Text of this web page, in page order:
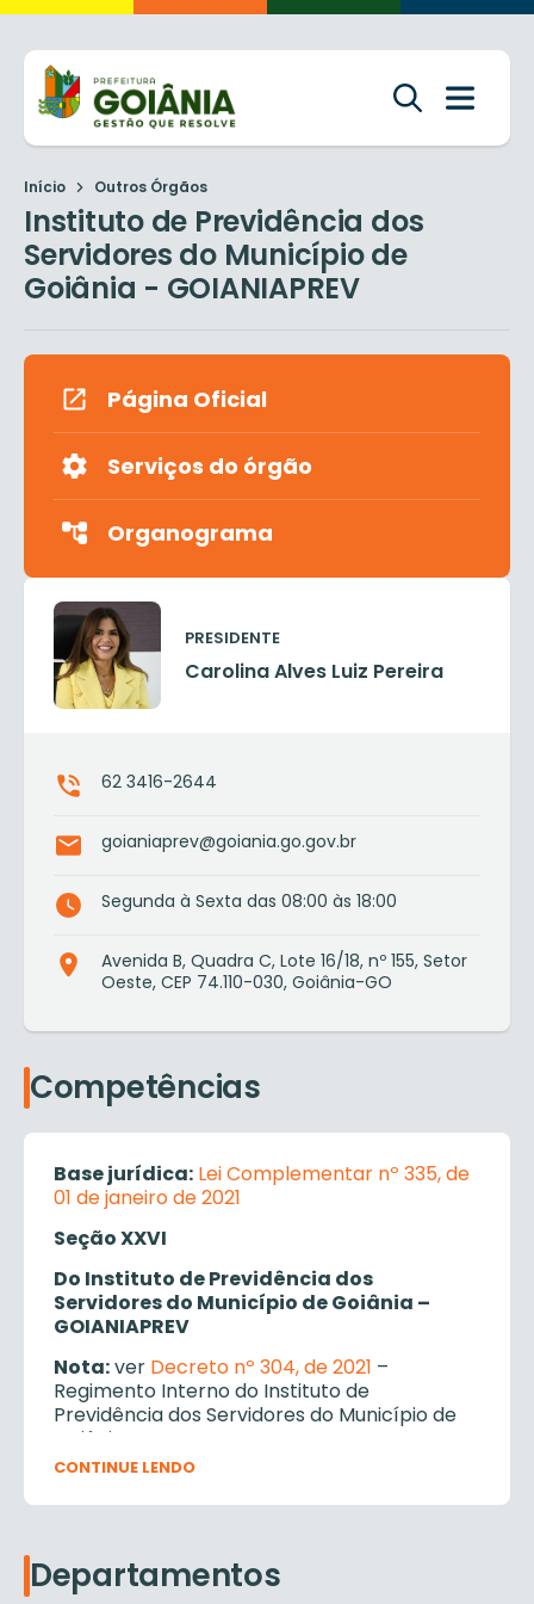
Início Outros Órgãos
Instituto de Previdência dos
Servidores do Município de
Goiânia - GOIANIAPREV
Página Oficial
Serviços do órgão
Organograma
PRESIDENTE
Carolina Alves Luiz Pereira
62 3416-2644
goianiaprev@goiania.go.gov.br
Segunda à Sexta das 08:00 às 18:00
Avenida B, Quadra C, Lote 16/18, nº 155, Setor
Oeste, CEP 74.110-030, Goiânia-GO
Competências
Base jurídica: Lei Complementar nº 335, de
01 de janeiro de 2021
Seção XXVI
Do Instituto de Previdência dos
Servidores do Município de Goiânia –
GOIANIAPREV
Nota:ver Decreto nº 304, de 2021 –
Regimento Interno do Instituto de
Previdência dos Servidores do Município de
Goiânia – GOIANIAPREV.
Art. 57. Ao Instituto de Previdência dos
Servidores do Município de Goiânia –
I – a execução da política municipal de
CONTINUE LENDO
Departamentos